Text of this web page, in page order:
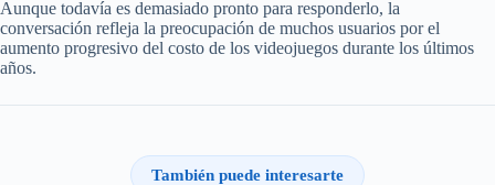
Aunque todavía es demasiado pronto para responderlo, la
conversación refleja la preocupación de muchos usuarios por el
aumento progresivo del costo de los videojuegos durante los últimos
años.
También puede interesarte